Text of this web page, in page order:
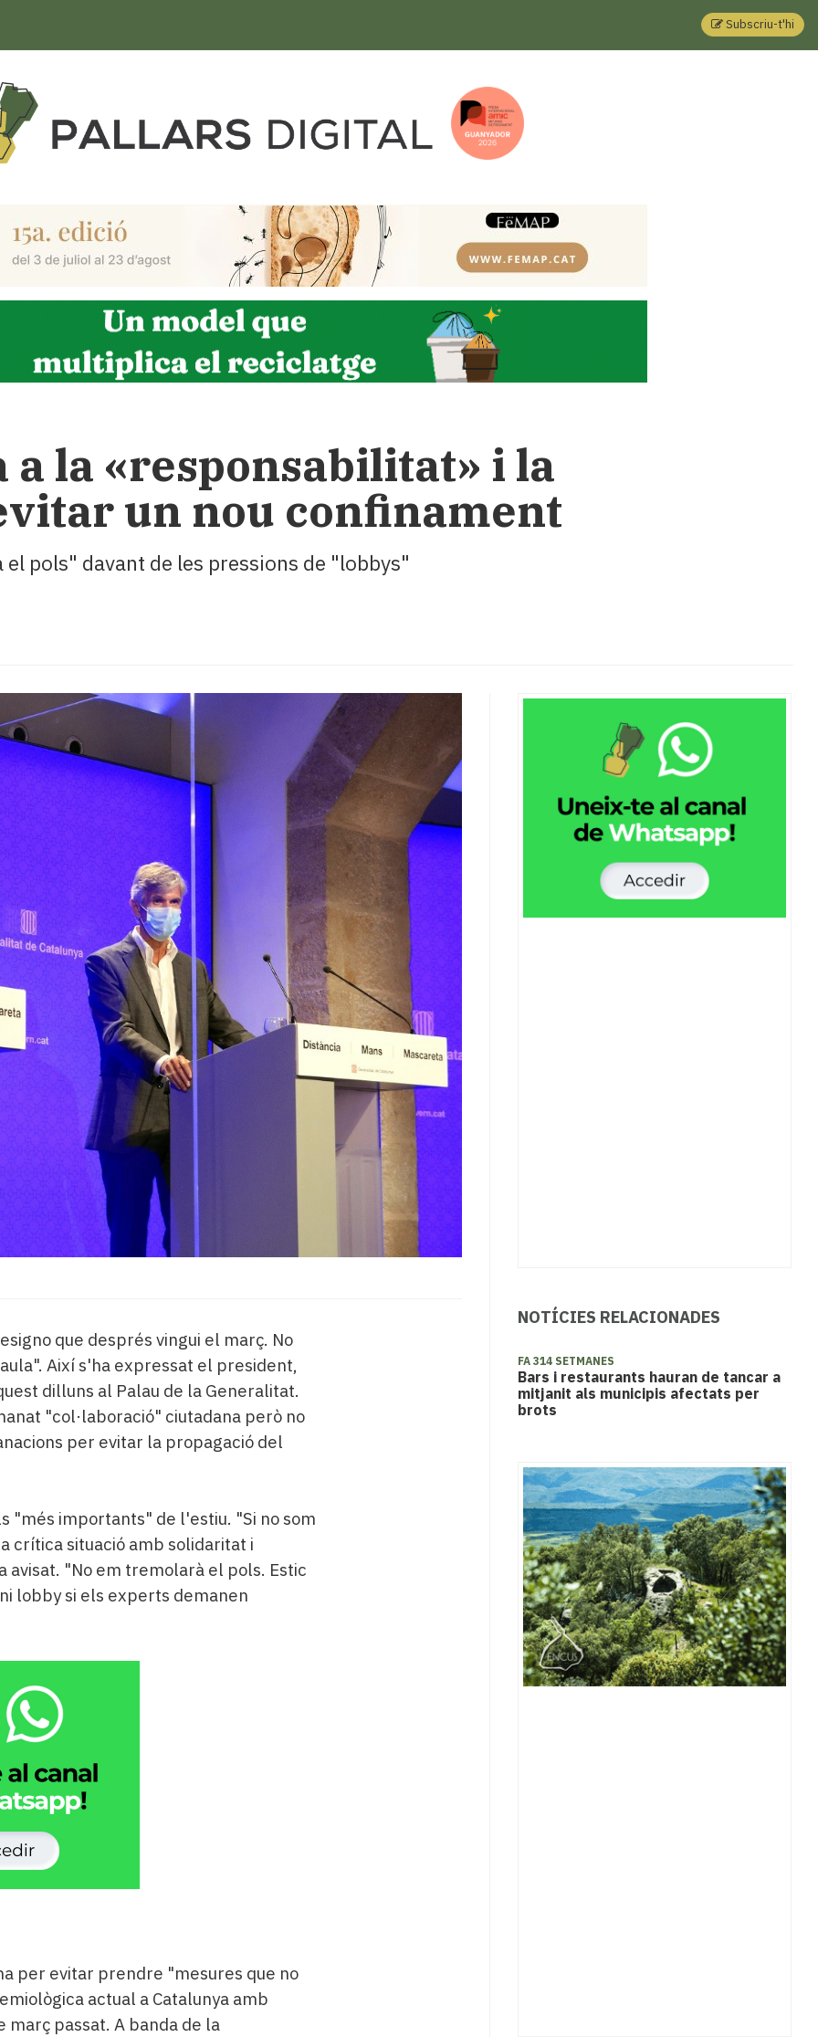
Subscriu-t'hi
la «responsabilitat» i la
un nou confinament
pols" davant de les pressions de "lobbys"
que després vingui el març. No
Així s'ha expressat el president,
dilluns al Palau de la Generalitat.
"col·laboració" ciutadana però no
per evitar la propagació del
"més importants" de l'estiu. "Si no som
crítica situació amb solidaritat i
avisat. "No em tremolarà el pols. Estic
lobby si els experts demanen
per evitar prendre "mesures que no
actual a Catalunya amb
passat. A banda de la
NOTÍCIES RELACIONADES
FA 314 SETMANES
Bars i restaurants hauran de tancar a
mitjanit als municipis afectats per
brots